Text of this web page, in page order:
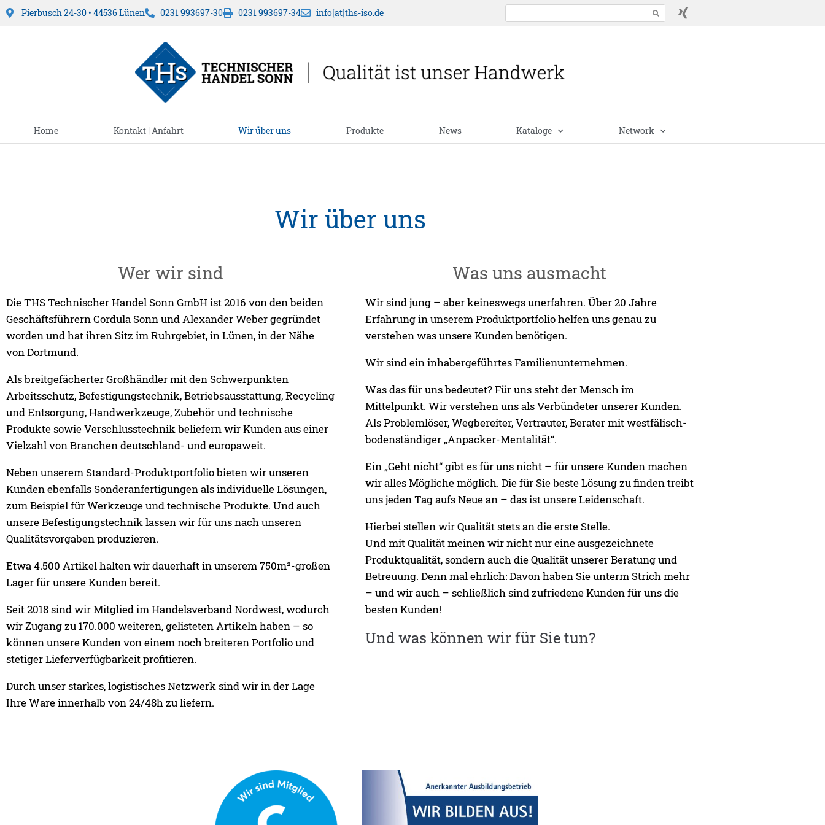
Pierbusch 24-30 • 44536 Lünen 0231 993697-30 0231 993697-34 info[at]ths-iso.de
Home Kontakt | Anfahrt Wir über uns Produkte News Kataloge Network
Wir über uns
Wer wir sind
Die THS Technischer Handel Sonn GmbH ist 2016 von den beiden
Geschäftsführern Cordula Sonn und Alexander Weber gegründet
worden und hat ihren Sitz im Ruhrgebiet, in Lünen, in der Nähe
von Dortmund.
Als breitgefächerter Großhändler mit den Schwerpunkten
Arbeitsschutz, Befestigungstechnik, Betriebsausstattung, Recycling
und Entsorgung, Handwerkzeuge, Zubehör und technische
Produkte sowie Verschlusstechnik beliefern wir Kunden aus einer
Vielzahl von Branchen deutschland- und europaweit.
Neben unserem Standard-Produktportfolio bieten wir unseren
Kunden ebenfalls Sonderanfertigungen als individuelle Lösungen,
zum Beispiel für Werkzeuge und technische Produkte. Und auch
unsere Befestigungstechnik lassen wir für uns nach unseren
Qualitätsvorgaben produzieren.
Etwa 4.500 Artikel halten wir dauerhaft in unserem 750m²-großen
Lager für unsere Kunden bereit.
Seit 2018 sind wir Mitglied im Handelsverband Nordwest, wodurch
wir Zugang zu 170.000 weiteren, gelisteten Artikeln haben – so
können unsere Kunden von einem noch breiteren Portfolio und
stetiger Lieferverfügbarkeit profitieren.
Durch unser starkes, logistisches Netzwerk sind wir in der Lage
Ihre Ware innerhalb von 24/48h zu liefern.
Was uns ausmacht
Wir sind jung – aber keineswegs unerfahren. Über 20 Jahre
Erfahrung in unserem Produktportfolio helfen uns genau zu
verstehen was unsere Kunden benötigen.
Wir sind ein inhabergeführtes Familienunternehmen.
Was das für uns bedeutet? Für uns steht der Mensch im
Mittelpunkt. Wir verstehen uns als Verbündeter unserer Kunden.
Als Problemlöser, Wegbereiter, Vertrauter, Berater mit westfälisch-
bodenständiger „Anpacker-Mentalität“.
Ein „Geht nicht“ gibt es für uns nicht – für unsere Kunden machen
wir alles Mögliche möglich. Die für Sie beste Lösung zu finden treibt
uns jeden Tag aufs Neue an – das ist unsere Leidenschaft.
Hierbei stellen wir Qualität stets an die erste Stelle.
Und mit Qualität meinen wir nicht nur eine ausgezeichnete
Produktqualität, sondern auch die Qualität unserer Beratung und
Betreuung. Denn mal ehrlich: Davon haben Sie unterm Strich mehr
– und wir auch – schließlich sind zufriedene Kunden für uns die
besten Kunden!
Und was können wir für Sie tun?